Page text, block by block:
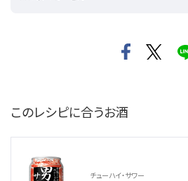
このレシピに合うお酒
チューハイ・サワー